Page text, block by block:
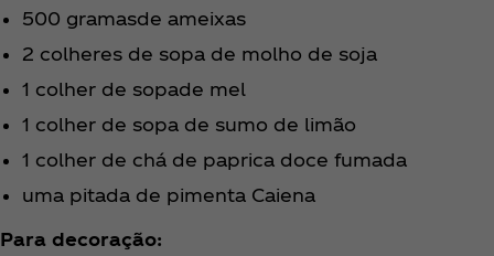
500 gramasde ameixas
2 colheres de sopa de molho de soja
1 colher de sopade mel
1 colher de sopa de sumo de limão
1 colher de chá de paprica doce fumada
uma pitada de pimenta Caiena
Para decoração: